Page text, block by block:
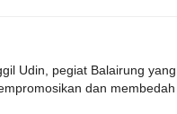
Udin, pegiat Balairung
dan